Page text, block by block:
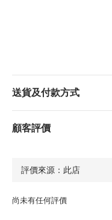
送貨及付款方式
顧客評價
尚未有任何評價